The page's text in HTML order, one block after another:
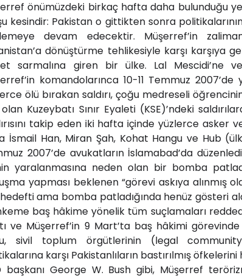
önümüzdeki birkaç hafta daha bulunduğu
kesindir: Pakistan o gittikten sonra
devam edecektir. Müşerref’in
dönüştürme tehlikesiyle karşı karşıya
sarmalına giren bir ülke. Lal Mescidi’ne
komandolarınca 10-11 Temmuz
ölü bırakan saldırı, çoğu medreseli
Kuzeybatı Sınır Eyaleti (KSE)’ndeki
takip eden iki hafta içinde yüzlerce
İsmail Han, Miran Şah, Kohat Hangu ve Hub
2007’de avukatların İslamabad’da
yaralanmasına neden olan bir bomba
yapması beklenen “görevi askıya alınmış
hedefti ama bomba patladığında henüz gösteri
baş hâkime yönelik tüm suçlamaları
ve Müşerref’in 9 Mart’ta baş hâkimi görevinde
sivil toplum örgütlerinin (legal
karşı Pakistanlıların bastırılmış
başkanı George W. Bush gibi, Müşerref